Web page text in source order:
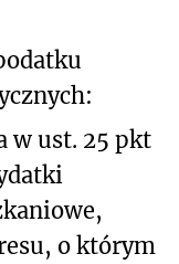
w ust. 25 pkt
o którym